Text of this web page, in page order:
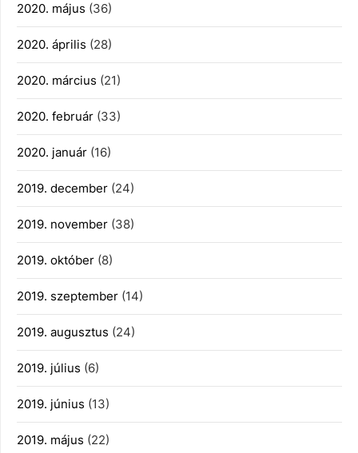
2020. május (36)
2020. április (28)
2020. március (21)
2020. február (33)
2020. január (16)
2019. december (24)
2019. november (38)
2019. október (8)
2019. szeptember (14)
2019. augusztus (24)
2019. július (6)
2019. június (13)
2019. május (22)